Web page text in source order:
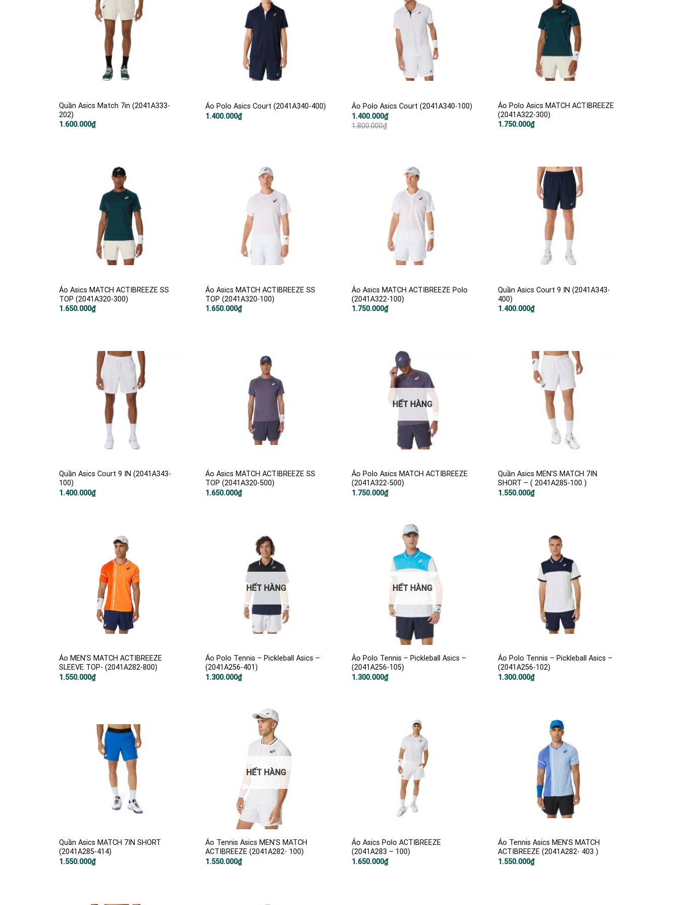
Quần Asics Match 7in (2041A333-
202)
1.600.000₫
Áo Polo Asics Court (2041A340-400)
1.400.000₫
Áo Polo Asics Court (2041A340-100)
1.800.000₫
Giá
gốc
là:
1.400.000₫
Giá
hiện
tại
Áo Polo Asics MATCH ACTIBREEZE
(2041A322-300)
1.750.000₫
Áo Asics MATCH ACTIBREEZE SS
TOP (2041A320-300)
1.650.000₫
Áo Asics MATCH ACTIBREEZE SS
TOP (2041A320-100)
1.650.000₫
Áo Asics MATCH ACTIBREEZE Polo
(2041A322-100)
1.750.000₫
Quần Asics Court 9 IN (2041A343-
400)
1.400.000₫
Quần Asics Court 9 IN (2041A343-
100)
1.400.000₫
Áo Asics MATCH ACTIBREEZE SS
TOP (2041A320-500)
1.650.000₫
HẾT HÀNG
Áo Polo Asics MATCH ACTIBREEZE
(2041A322-500)
1.750.000₫
Quần Asics MEN’S MATCH 7IN
SHORT – ( 2041A285-100 )
1.550.000₫
Áo MEN’S MATCH ACTIBREEZE
SLEEVE TOP- (2041A282-800)
1.550.000₫
HẾT HÀNG
Áo Polo Tennis – Pickleball Asics –
(2041A256-401)
1.300.000₫
HẾT HÀNG
Áo Polo Tennis – Pickleball Asics –
(2041A256-105)
1.300.000₫
Áo Polo Tennis – Pickleball Asics –
(2041A256-102)
1.300.000₫
Quần Asics MATCH 7IN SHORT
(2041A285-414)
1.550.000₫
HẾT HÀNG
Áo Tennis Asics MEN’S MATCH
ACTIBREEZE (2041A282- 100)
1.550.000₫
Áo Asics Polo ACTIBREEZE
(2041A283 – 100)
1.650.000₫
Áo Tennis Asics MEN’S MATCH
ACTIBREEZE (2041A282- 403 )
1.550.000₫